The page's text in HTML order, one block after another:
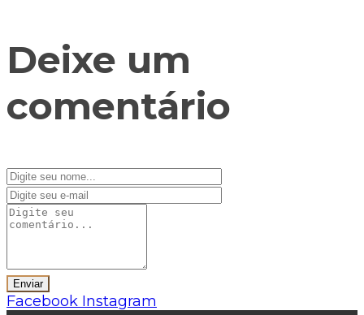
Deixe um
comentário
Facebook Instagram